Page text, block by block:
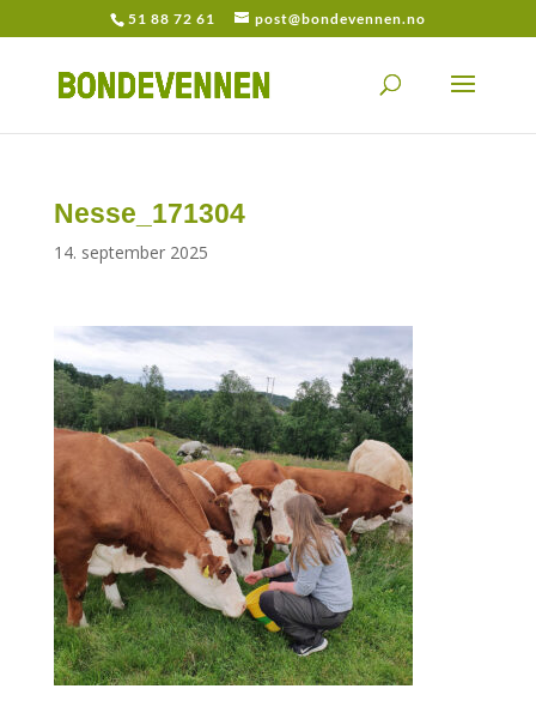
51 88 72 61 post@bondevennen.no
Nesse_171304
14. september 2025